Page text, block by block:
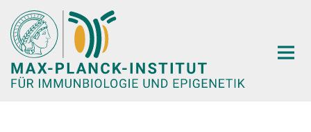
Hauptinhalt